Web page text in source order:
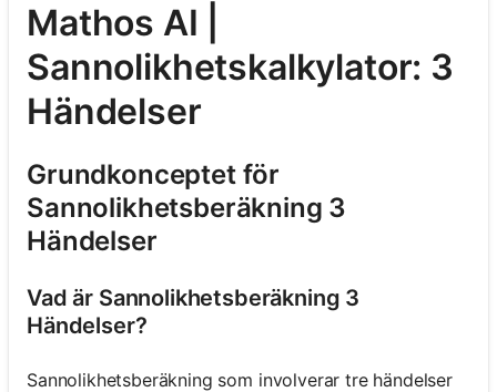
Mathos AI |
Sannolikhetskalkylator: 3
Händelser
Grundkonceptet för
Sannolikhetsberäkning 3
Händelser
Vad är Sannolikhetsberäkning 3
Händelser?
Sannolikhetsberäkning som involverar tre händelser